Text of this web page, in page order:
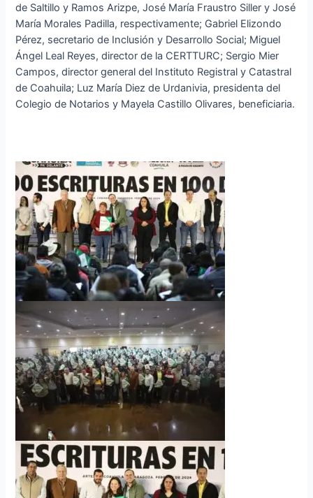
de Saltillo y Ramos Arizpe, José María Fraustro Siller y José
María Morales Padilla, respectivamente; Gabriel Elizondo
Pérez, secretario de Inclusión y Desarrollo Social; Miguel
Ángel Leal Reyes, director de la CERTTURC; Sergio Mier
Campos, director general del Instituto Registral y Catastral
de Coahuila; Luz María Diez de Urdanivia, presidenta del
Colegio de Notarios y Mayela Castillo Olivares, beneficiaria.